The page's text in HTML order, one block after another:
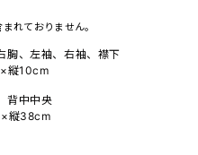
れておりません。
胸、左袖、右袖、襟下
縦10cm
背中中央
縦38cm